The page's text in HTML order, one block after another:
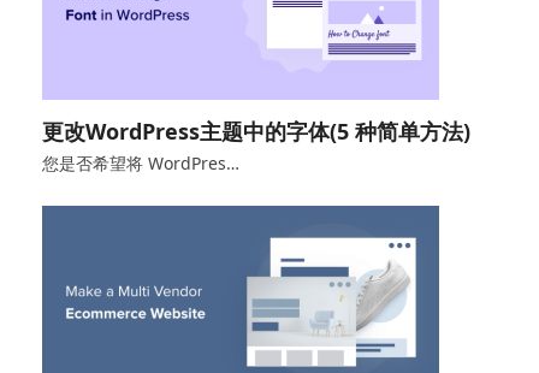
更改WordPress主题中的字体(5 种简单方法)
您是否希望将 WordPres…